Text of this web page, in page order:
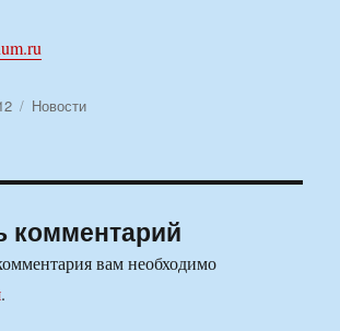
Рубрики
Новости
комментарий
вам необходимо
.